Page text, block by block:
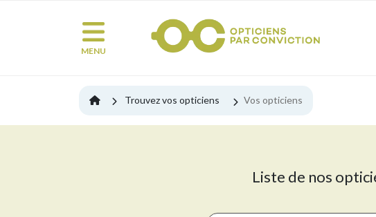
MENU
Trouvez vos opticiens Vos opticiens
Liste de nos